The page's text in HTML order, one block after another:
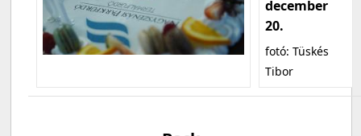
december
20.
fotó: Tüskés
Tibor